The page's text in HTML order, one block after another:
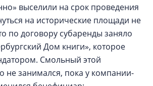
выселили на срок проведения
на исторические площади не
по договору субаренды заняло
Дом книги», которое
Смольный этой
не занимался, пока у компании-